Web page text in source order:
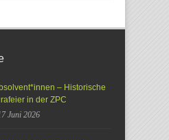
– Historische
in der ZPC
Juni 2026